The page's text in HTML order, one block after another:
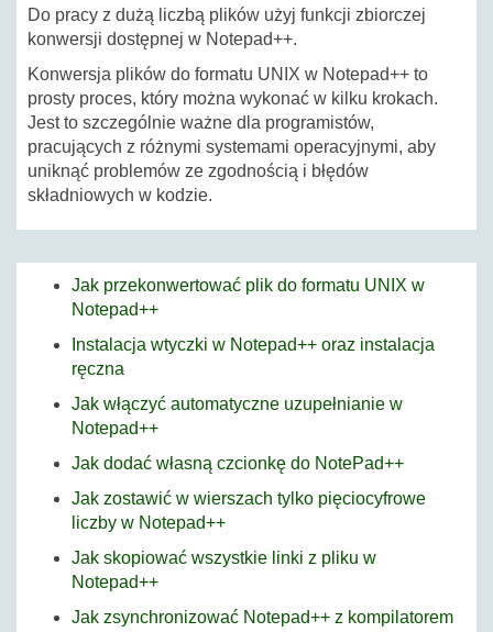
Do pracy z dużą liczbą plików użyj funkcji zbiorczej
konwersji dostępnej w Notepad++.
Konwersja plików do formatu UNIX w Notepad++ to
prosty proces, który można wykonać w kilku krokach.
Jest to szczególnie ważne dla programistów,
pracujących z różnymi systemami operacyjnymi, aby
uniknąć problemów ze zgodnością i błędów
składniowych w kodzie.
Jak przekonwertować plik do formatu UNIX w
Notepad++
Instalacja wtyczki w Notepad++ oraz instalacja
ręczna
Jak włączyć automatyczne uzupełnianie w
Notepad++
Jak dodać własną czcionkę do NotePad++
Jak zostawić w wierszach tylko pięciocyfrowe
liczby w Notepad++
Jak skopiować wszystkie linki z pliku w
Notepad++
Jak zsynchronizować Notepad++ z kompilatorem